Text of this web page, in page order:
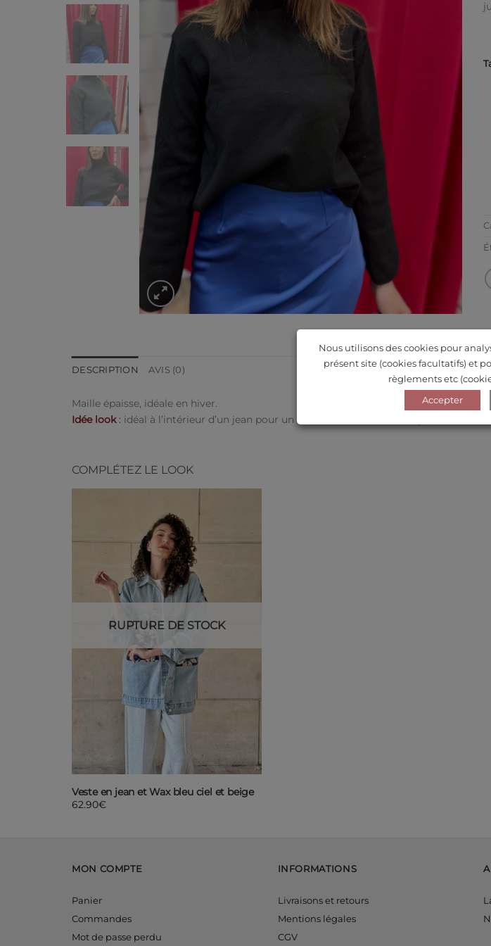
DESCRIPTION AVIS (0)
Maille épaisse, idéale en hiver.
Idée look: idéal à l’intérieur d’un jean pour un look décontracté ou une jupe.
COMPLÉTEZ LE LOOK
liste de
RUPTURE DE STOCK
Veste en jean et Wax bleu ciel et beige
62.90€
MON COMPTE
Panier
Commandes
Mot de passe perdu
INFORMATIONS
Livraisons et retours
Mentions légales
CGV
Nous utilisons des cookies pour
présent site (cookies facultatifs) et
règlements etc
Accepter